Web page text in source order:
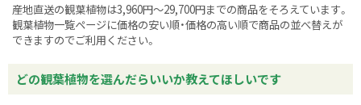
産地直送の観葉植物は3,960円～29,700円までの商品をそろえています。
観葉植物一覧ページに価格の安い順・価格の高い順で商品の並べ替えが
できますのでご利用ください。
どの観葉植物を選んだらいいか教えてほしいです